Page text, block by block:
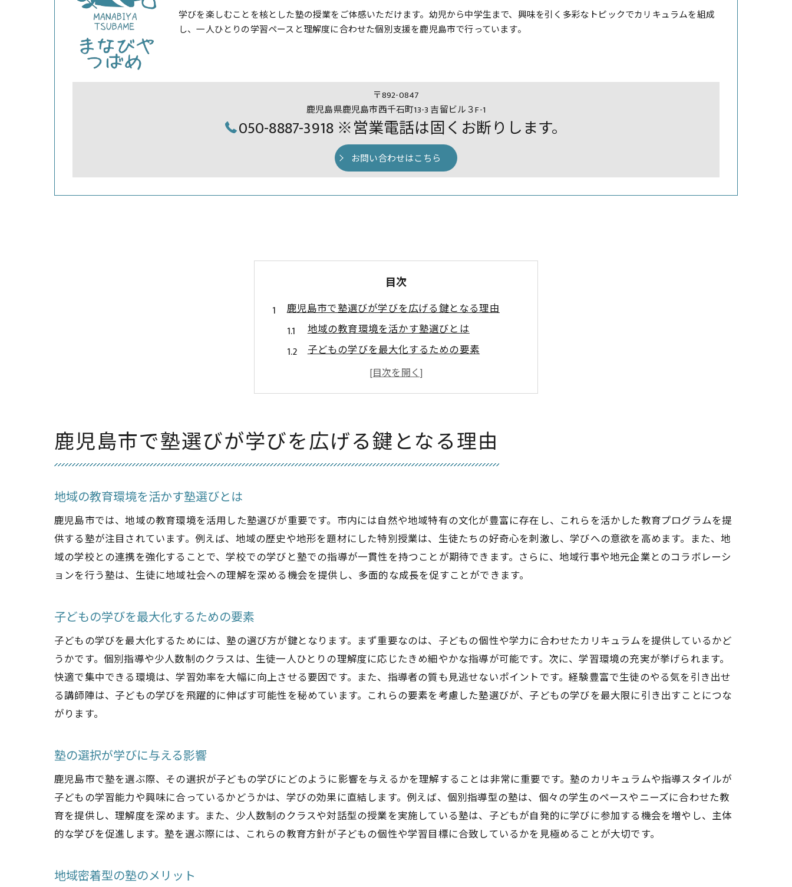
学びを楽しむことを核とした塾の授業をご体感いただけます。幼児から中学生まで、興味を引く多彩なトピックでカリキュラムを組成
し、一人ひとりの学習ペースと理解度に合わせた個別支援を鹿児島市で行っています。
〒892-0847
鹿児島県鹿児島市西千石町13-3 吉留ビル３F-1
050-8887-3918 ※営業電話は固くお断りします。
お問い合わせはこちら
目次
鹿児島市で塾選びが学びを広げる鍵となる理由
地域の教育環境を活かす塾選びとは
子どもの学びを最大化するための要素
塾の選択が学びに与える影響
地域密着型の塾のメリット
未来を見据えた塾選びの必要性
塾選びの基本鹿児島市で失敗しないためのポイント
講師の質が学びに与える影響
費用対効果を考慮する選び方
個別指導と集団授業の違い
塾選びにおける柔軟性の重要性
鹿児島市独自の教育資源を活用
地域のニーズを捉えたカリキュラム
地元密着型の塾が提供する学び
地域との連携が生み出す教育効果
未来志向のカリキュラムの特徴
新しい学びを提供する塾の役割
次世代型教育の実践例
鹿児島市で塾選びが学びを広げる鍵となる理由
地域の教育環境を活かす塾選びとは
鹿児島市では、地域の教育環境を活用した塾選びが重要です。市内には自然や地域特有の文化が豊富に存在し、これらを活かした教育プログラムを提
供する塾が注目されています。例えば、地域の歴史や地形を題材にした特別授業は、生徒たちの好奇心を刺激し、学びへの意欲を高めます。また、地
域の学校との連携を強化することで、学校での学びと塾での指導が一貫性を持つことが期待できます。さらに、地域行事や地元企業とのコラボレーシ
ョンを行う塾は、生徒に地域社会への理解を深める機会を提供し、多面的な成長を促すことができます。
子どもの学びを最大化するための要素
子どもの学びを最大化するためには、塾の選び方が鍵となります。まず重要なのは、子どもの個性や学力に合わせたカリキュラムを提供しているかど
うかです。個別指導や少人数制のクラスは、生徒一人ひとりの理解度に応じたきめ細やかな指導が可能です。次に、学習環境の充実が挙げられます。
快適で集中できる環境は、学習効率を大幅に向上させる要因です。また、指導者の質も見逃せないポイントです。経験豊富で生徒のやる気を引き出せ
る講師陣は、子どもの学びを飛躍的に伸ばす可能性を秘めています。これらの要素を考慮した塾選びが、子どもの学びを最大限に引き出すことにつな
がります。
塾の選択が学びに与える影響
鹿児島市で塾を選ぶ際、その選択が子どもの学びにどのように影響を与えるかを理解することは非常に重要です。塾のカリキュラムや指導スタイルが
子どもの学習能力や興味に合っているかどうかは、学びの効果に直結します。例えば、個別指導型の塾は、個々の学生のペースやニーズに合わせた教
育を提供し、理解度を深めます。また、少人数制のクラスや対話型の授業を実施している塾は、子どもが自発的に学びに参加する機会を増やし、主体
的な学びを促進します。塾を選ぶ際には、これらの教育方針が子どもの個性や学習目標に合致しているかを見極めることが大切です。
地域密着型の塾のメリット